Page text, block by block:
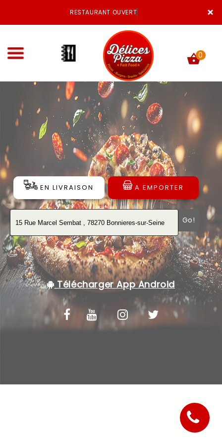
×
RESTAURANT OUVERT
ACCUEIL
LA CARTE
VOTRE COMPTE
NOTRE RESTAURANT
VOS AVIS
MENTIONS LÉGALES
C.G.V
0
EN LIVRAISON A EMPORTER
Go!
Télécharger App Android